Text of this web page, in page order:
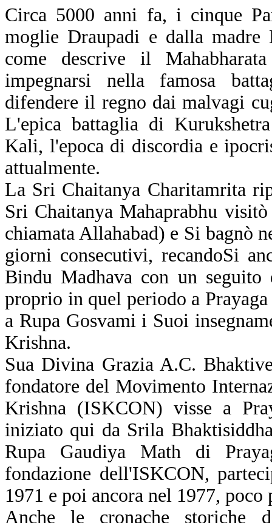
Circa 5000 anni fa, i cinque
moglie Draupadi e dalla madre
come descrive il
impegnarsi nella famosa
difendere il regno dai malvagi
L'epica battaglia di
Kali, l'epoca di discordia e
attualmente.
La Sri Chaitanya Charitamrita
Sri Chaitanya Mahaprabhu
chiamata Allahabad) e Si bagnò
giorni consecutivi, recandoSi
Bindu Madhava con un
proprio in quel periodo a
a Rupa Gosvami i Suoi
Krishna.
Sua Divina Grazia A.C.
fondatore del Movimento
Krishna (ISKCON) visse a
iniziato qui da Srila
Rupa Gaudiya Math di
fondazione dell'ISKCON,
1971 e poi ancora nel 1977,
Anche le cronache storiche